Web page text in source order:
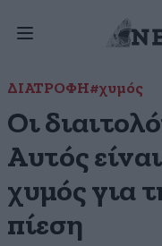
ΔΙΑΤΡΟΦΗ#χυμός
Οι
Αυτός
χυμός για
πίεση